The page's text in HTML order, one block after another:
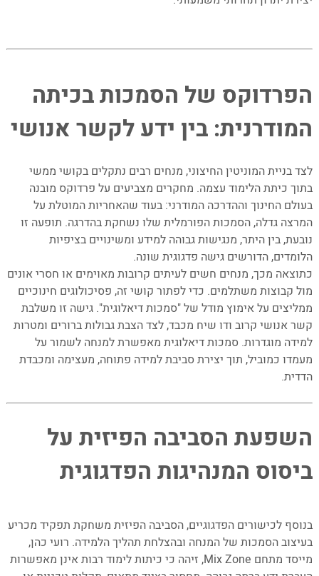
הפרדוקס של הסמכות בכיתה
המודרנית: בין ידע לקשר אנושי
לצד בניית המוניטין החיצוני, מנחים רבים נתקלים בקושי ממשי
בתוך כיתת הלימוד עצמה. מחקרים מצביעים על פרדוקס מובנה
בעולם החינוך וההדרכה המודרני: בעוד שהאחריות המוטלת על
המרצה גדלה, הסמכות הפורמלית שלו נשחקת בהדרגה. תופעה זו
נובעת, בין היתר, מנגישות גבוהה למידע ומשינויים בציפיות
הלומדים, הדורשים גישה פדגוגית שונה.
כתוצאה מכך, מנחים חשים לעיתים קרובות מאוימים או חסרי אונים
מול קבוצות משתלמים. כדי לפתור קושי זה, פסיכולוגים חינוכיים
ממליצים על אימוץ מודל של "סמכות דיאלוגית". גישה זו משלבת
קשר אנושי קרוב ודו שיח מכבד, לצד הצבת גבולות ברורים ומטרות
למידה מוגדרות. סמכות דיאלוגית מאפשרת למנחה לשמור על
מעמדו כמוביל, תוך יצירת סביבת למידה פתוחה, מעצימה ומכבדת
הדדית.
השפעת הסביבה הפיזית על
ביסוס המנהיגות הפדגוגית
בנוסף לכישורים הפדגוגיים, הסביבה הפיזית משחקת תפקיד מכריע
בעיצוב הסמכות של המנחה ובהצלחת תהליך הלמידה. רועי כהן,
מייסד מתחם Mix Zone, זיהה כי כיתות לימוד רבות אינן מאפשרות